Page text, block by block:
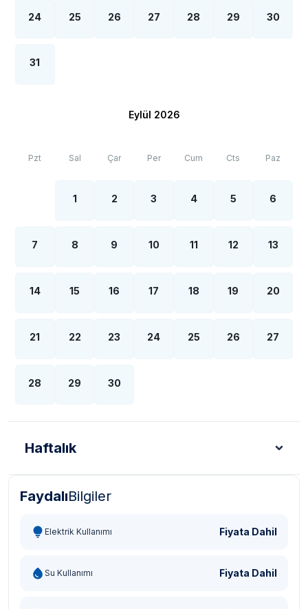
24 25 26 27 28 29 30
31
Eylül 2026
Pzt Sal Çar Per Cum Cts Paz
1 2 3 4 5 6
7 8 9 10 11 12 13
14 15 16 17 18 19 20
21 22 23 24 25 26 27
28 29 30
Haftalık
Türk Lirası - TL
FaydalıBilgiler
Elektrik Kullanımı Fiyata Dahil
Su Kullanımı Fiyata Dahil